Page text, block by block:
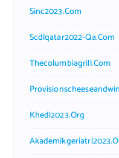
Sinc2023.com
Scdlqatar2022-Qa.com
Thecolumbiagrill.com
Khedi2023.org